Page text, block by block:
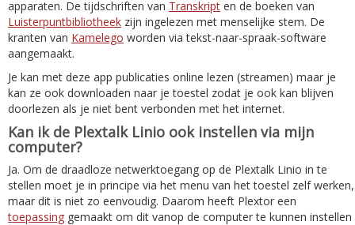
apparaten. De tijdschriften van Transkript en de boeken van
Luisterpuntbibliotheek zijn ingelezen met menselijke stem. De
kranten van Kamelego worden via tekst-naar-spraak-software
aangemaakt.
Je kan met deze app publicaties online lezen (streamen) maar je
kan ze ook downloaden naar je toestel zodat je ook kan blijven
doorlezen als je niet bent verbonden met het internet.
Kan ik de Plextalk Linio ook instellen via mijn
computer?
Ja. Om de draadloze netwerktoegang op de Plextalk Linio in te
stellen moet je in principe via het menu van het toestel zelf werken,
maar dit is niet zo eenvoudig. Daarom heeft Plextor een
toepassing gemaakt om dit vanop de computer te kunnen instellen